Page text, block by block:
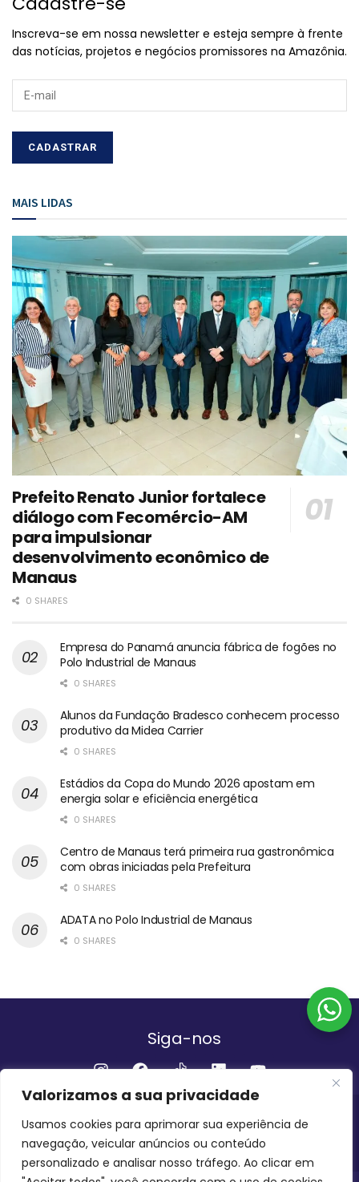
Valorizamos a sua privacidade
Usamos cookies para aprimorar sua experiência de
navegação, veicular anúncios ou conteúdo
personalizado e analisar nosso tráfego. Ao clicar em
Inscreva-se em nossa newsletter e esteja sempre à frente
das notícias, projetos e negócios promissores na Amazônia.
MAIS LIDAS
Prefeito Renato Junior fortalece
diálogo com Fecomércio-AM
para impulsionar
desenvolvimento econômico de
Manaus
0 SHARES
Empresa do Panamá anuncia fábrica de fogões no
Polo Industrial de Manaus
0 SHARES
Alunos da Fundação Bradesco conhecem processo
produtivo da Midea Carrier
0 SHARES
Estádios da Copa do Mundo 2026 apostam em
energia solar e eficiência energética
0 SHARES
Centro de Manaus terá primeira rua gastronômica
com obras iniciadas pela Prefeitura
0 SHARES
ADATA no Polo Industrial de Manaus
0 SHARES
Siga-nos
Institucional
QUEM SOMOS FALE CONOSCO